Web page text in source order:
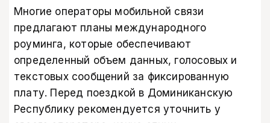
Многие операторы мобильной связи
предлагают планы международного
роуминга, которые обеспечивают
определенный объем данных, голосовых и
текстовых сообщений за фиксированную
плату. Перед поездкой в Доминиканскую
Республику рекомендуется уточнить у